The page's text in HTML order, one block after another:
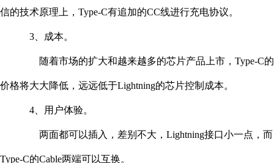
信的技术原理上，Type-C有追加的CC线进行充电协议。
3、成本。
随着市场的扩大和越来越多的芯片产品上市，Type-C的
价格将大大降低，远远低于Lightning的芯片控制成本。
4、用户体验。
两面都可以插入，差别不大，Lightning接口小一点，而
Type-C的Cable两端可以互换。